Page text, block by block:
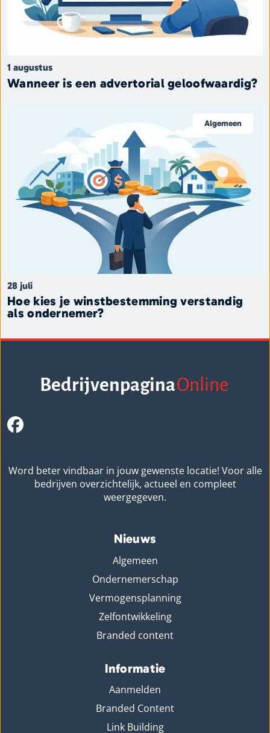
1 augustus
Wanneer is een advertorial geloofwaardig?
Algemeen
28 juli
Hoe kies je winstbestemming verstandig
als ondernemer?
BedrijvenpaginaOnline
Word beter vindbaar in jouw gewenste locatie! Voor alle
bedrijven overzichtelijk, actueel en compleet
weergegeven.
Nieuws
Algemeen
Ondernemerschap
Vermogensplanning
Zelfontwikkeling
Branded content
Informatie
Aanmelden
Branded Content
Link Building